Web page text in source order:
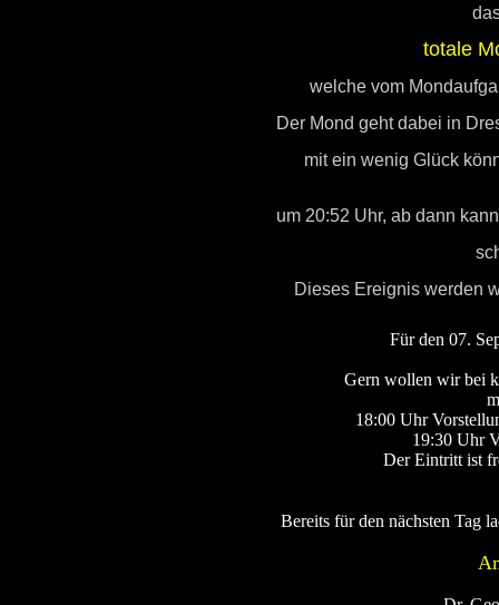
totale
welche vom
Der Mond geht dabei in
mit ein wenig Glück
um 20:52 Uhr, ab dann
Dieses Ereignis werden
Für den 07.
Gern wollen wir bei
18:00 Uhr
19:30 Uhr
Der Eintritt ist
Bereits für den nächsten Tag